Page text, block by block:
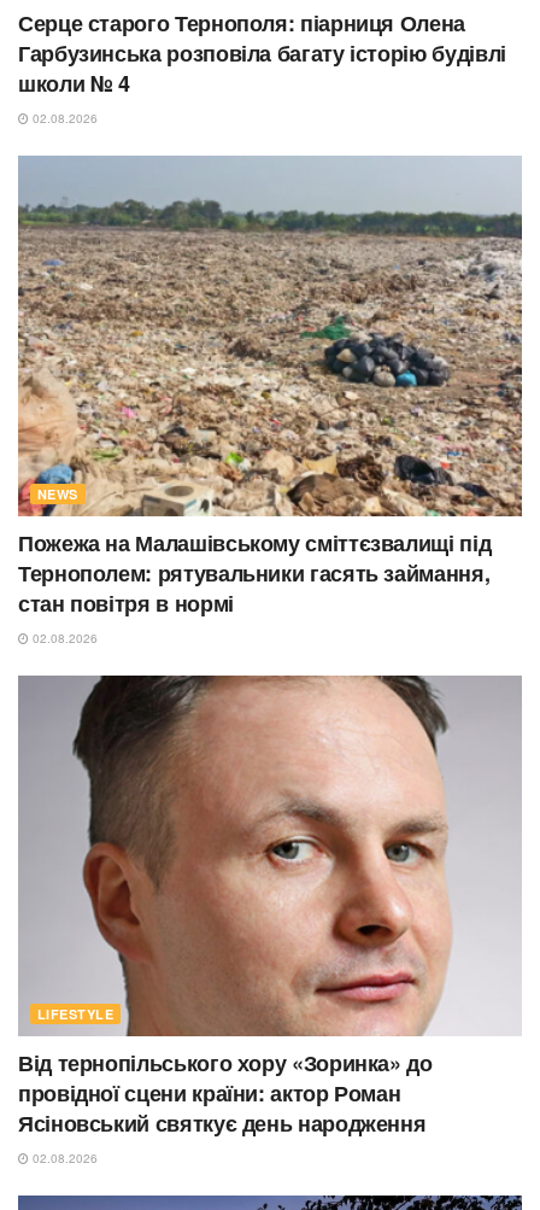
Серце старого Тернополя: піарниця Олена
Гарбузинська розповіла багату історію будівлі
школи № 4
02.08.2026
NEWS
Пожежа на Малашівському сміттєзвалищі під
Тернополем: рятувальники гасять займання,
стан повітря в нормі
02.08.2026
LIFESTYLE
Від тернопільського хору «Зоринка» до
провідної сцени країни: актор Роман
Ясіновський святкує день народження
02.08.2026